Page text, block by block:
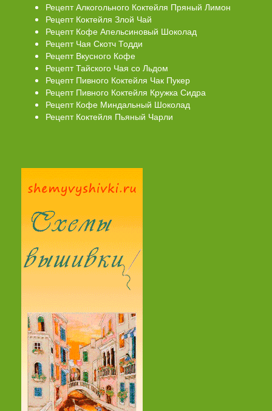
Рецепт Алкогольного Коктейля Пряный Лимон
Рецепт Коктейля Злой Чай
Рецепт Кофе Апельсиновый Шоколад
Рецепт Чая Скотч Тодди
Рецепт Вкусного Кофе
Рецепт Тайского Чая со Льдом
Рецепт Пивного Коктейля Чак Пукер
Рецепт Пивного Коктейля Кружка Сидра
Рецепт Кофе Миндальный Шоколад
Рецепт Коктейля Пьяный Чарли